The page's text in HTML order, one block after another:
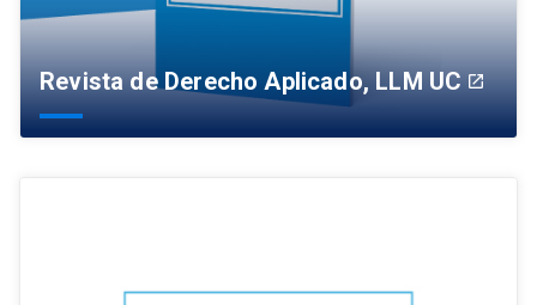
Revista de Derecho Aplicado, LLM UC launch